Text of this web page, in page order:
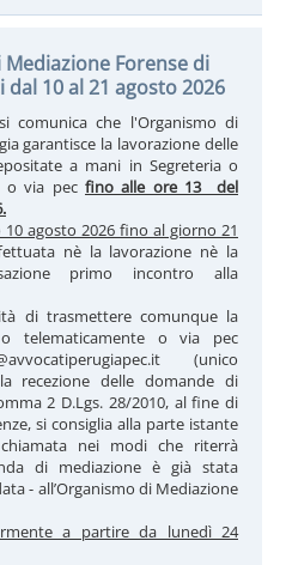
Forense di
10 al 21 agosto 2026
comunica che l'Organismo di
garantisce la lavorazione delle
a mani in Segreteria o
o via pec fino alle ore 13 del
agosto 2026 fino al giorno 21
nè la lavorazione nè la
primo incontro alla
di trasmettere comunque la
telematicamente o via pec
(unico
recezione delle domande di
2 D.Lgs. 28/2010, al fine di
si consiglia alla parte istante
nei modi che riterrà
di mediazione è già stata
- all’Organismo di Mediazione
a partire da lunedì 24